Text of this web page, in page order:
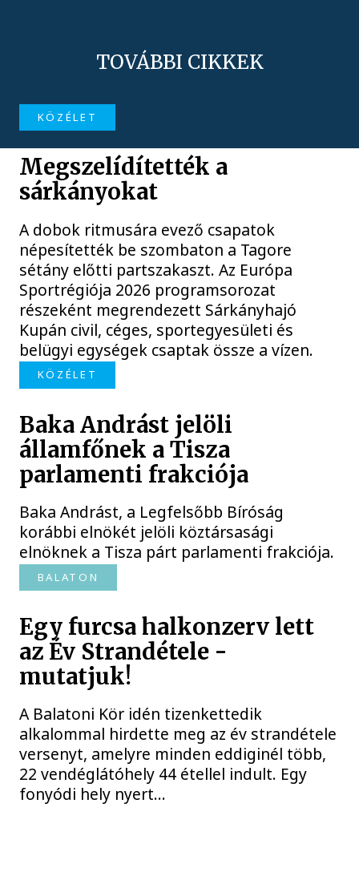
TOVÁBBI CIKKEK
KÖZÉLET
Megszelídítették a
sárkányokat
A dobok ritmusára evező csapatok
népesítették be szombaton a Tagore
sétány előtti partszakaszt. Az Európa
Sportrégiója 2026 programsorozat
részeként megrendezett Sárkányhajó
Kupán civil, céges, sportegyesületi és
belügyi egységek csaptak össze a vízen.
KÖZÉLET
Baka Andrást jelöli
államfőnek a Tisza
parlamenti frakciója
Baka Andrást, a Legfelsőbb Bíróság
korábbi elnökét jelöli köztársasági
elnöknek a Tisza párt parlamenti frakciója.
BALATON
Egy furcsa halkonzerv lett
az Év Strandétele -
mutatjuk!
A Balatoni Kör idén tizenkettedik
alkalommal hirdette meg az év strandétele
versenyt, amelyre minden eddiginél több,
22 vendéglátóhely 44 étellel indult. Egy
fonyódi hely nyert...